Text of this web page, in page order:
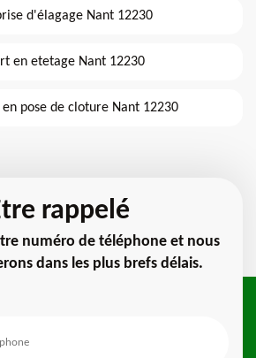
d'élagage Nant 12230
en etetage Nant 12230
pose de cloture Nant 12230
rappelé
numéro de téléphone et nous
dans les plus brefs délais.